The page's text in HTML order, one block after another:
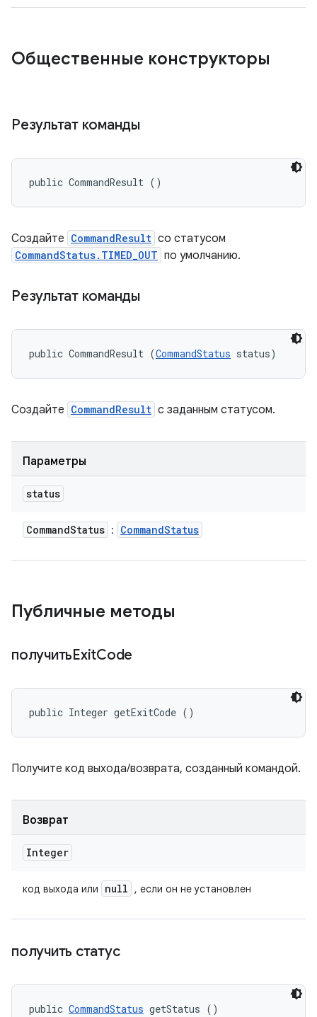
Общественные конструкторы
Результат команды
public CommandResult ()
Создайте CommandResult со статусом
CommandStatus.TIMED_OUT по умолчанию.
Результат команды
public CommandResult (CommandStatus status)
Создайте CommandResult с заданным статусом.
Параметры
status
CommandStatus : CommandStatus
Публичные методы
получитьExitCode
public Integer getExitCode ()
Получите код выхода/возврата, созданный командой.
Возврат
Integer
код выхода или null , если он не установлен
получить статус
public CommandStatus getStatus ()